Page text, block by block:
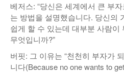
베저스: “당신은 세계에서 큰 부
는 방법을 설명했습니다. 당신의
쉽게 할 수 있는데 대부분 사람이
무엇입니까?”
버핏: 그 이유는 “천천히 부자가
니다(Because no one wants to